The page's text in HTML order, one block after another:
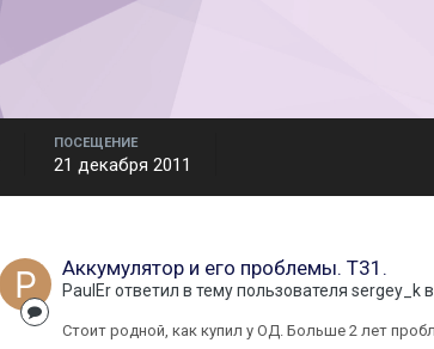
ПОСЕЩЕНИЕ
21 декабря 2011
Аккумулятор и его проблемы. Т31.
PaulErответил в тему пользователя sergey_kв
Стоит родной, как купил у ОД. Больше 2 лет